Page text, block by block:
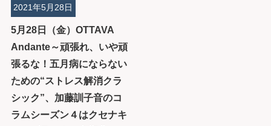
5月28日（金）OTTAVA
Andante～頑張れ、いや頑
張るな！五月病にならない
ための“ストレス解消クラ
シック”、加藤訓子音のコ
ラムシーズン４はクセナキ
2021年5月28日